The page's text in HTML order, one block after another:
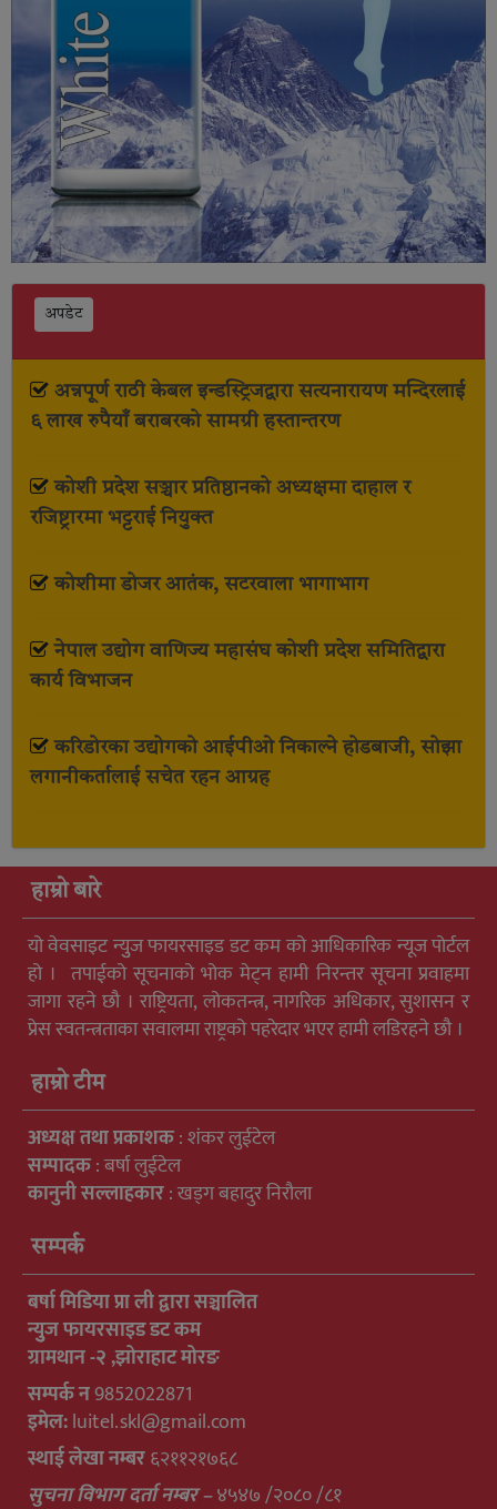
अपडेट
अन्नपूर्ण राठी केबल इन्डस्ट्रिजद्वारा सत्यनारायण मन्दिरलाई
६ लाख रुपैयाँ बराबरको सामग्री हस्तान्तरण
कोशी प्रदेश सञ्चार प्रतिष्ठानको अध्यक्षमा दाहाल र
रजिष्ट्रारमा भट्टराई नियुक्त
कोशीमा डोजर आतंक, सटरवाला भागाभाग
नेपाल उद्योग वाणिज्य महासंघ कोशी प्रदेश समितिद्वारा
कार्य विभाजन
करिडोरका उद्योगको आईपीओ निकाल्ने होडबाजी, सोझा
लगानीकर्तालाई सचेत रहन आग्रह
हाम्रो बारे
यो वेवसाइट न्युुज फायरसाइड डट कम को आधिकारिक न्यूज पोर्टल
हो । तपाईको सूचनाको भोक मेट्न हामी निरन्तर सूचना प्रवाहमा
जागा रहने छौ । राष्ट्रियता, लोकतन्त्र, नागरिक अधिकार, सुशासन र
प्रेस स्वतन्त्रताका सवालमा राष्ट्रको पहरेदार भएर हामी लडिरहने छौ ।
हाम्रो टीम
अध्यक्ष तथा प्रकाशक: शंकर लुईटेल
सम्पादक: बर्षा लुईटेल
कानुनी सल्लाहकार: खड्ग बहादुर निरौला
सम्पर्क
बर्षा मिडिया प्रा ली द्वारा सञ्चालित
न्युुज फायरसाइड डट कम
ग्रामथान -२ ,झोराहाट मोरङ
सम्पर्क न9852022871
इमेल:luitel.skl@gmail.com
स्थाई लेखा नम्बर६२११२१७६८
सुचना विभाग दर्ता नम्बर –४५४७ /२०८० /८१